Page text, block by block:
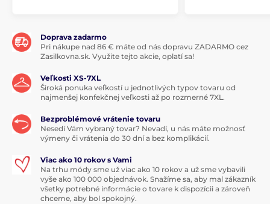
Doprava zadarmo
Pri nákupe nad 86 € máte od nás dopravu ZADARMO cez
Zasilkovna.sk. Využite tejto akcie, oplatí sa!
Veľkosti XS-7XL
Široká ponuka veľkostí u jednotlivých typov tovaru od
najmenšej konfekčnej veľkosti až po rozmerné 7XL.
Bezproblémové vrátenie tovaru
Nesedí Vám vybraný tovar? Nevadí, u nás máte možnosť
výmeny či vrátenia do 30 dní a bez komplikácií.
Viac ako 10 rokov s Vami
Na trhu módy sme už viac ako 10 rokov a už sme vybavili
vyše ako 100 000 objednávok. Snažíme sa, aby mal zákazník
všetky potrebné informácie o tovare k dispozícii a zároveň
chceme, aby bol spokojný.